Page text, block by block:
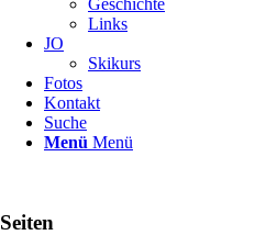
Geschichte
Links
JO
Skikurs
Fotos
Kontakt
Suche
Menü Menü
Seiten